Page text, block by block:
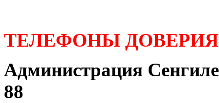
ТЕЛЕФОНЫ
Администрация
88